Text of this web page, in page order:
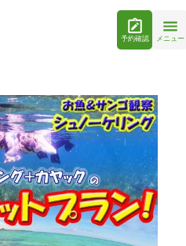
予約確認 メニュー